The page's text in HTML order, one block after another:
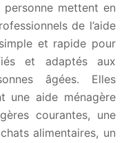
mettent en
de l’aide
et rapide pour
et adaptés aux
âgées. Elles
une aide ménagère
courantes, une
alimentaires, un